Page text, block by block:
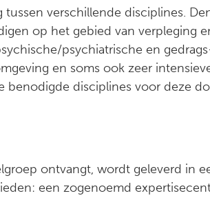
verschillende disciplines.
op het gebied van verpleging
psychiatrische en
en soms ook zeer
disciplines voor deze
ontvangt, wordt geleverd in
een zogenoemd